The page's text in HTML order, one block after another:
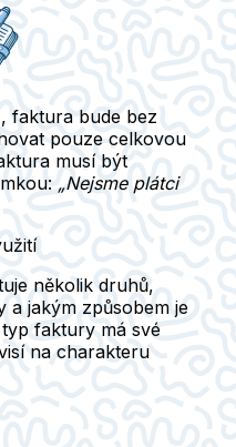
, faktura bude bez
pouze celkovou
musí být
„Nejsme plátci
několik druhů,
a jakým způsobem je
faktury má své
na charakteru